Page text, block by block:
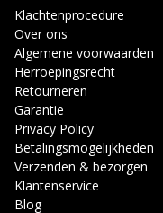
Klachtenprocedure
Over ons
Algemene voorwaarden
Herroepingsrecht
Retourneren
Garantie
Privacy Policy
Betalingsmogelijkheden
Verzenden & bezorgen
Klantenservice
Blog